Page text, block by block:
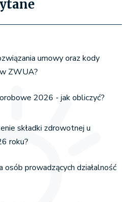
umowy oraz kody
ZWUA?
2026 - jak obliczyć?
składki zdrowotnej u
roku?
osób prowadzących działalność